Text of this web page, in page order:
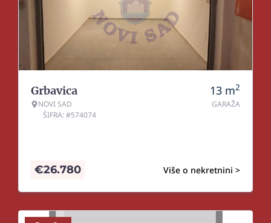
Grbavica
NOVI SAD
ŠIFRA: #574074
13 m2
GARAŽA
Više o nekretnini >
€26.780